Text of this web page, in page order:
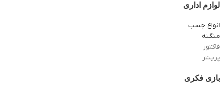
لوازم اداری
انواع چسب
منگنه
فاکتور
پرینتر
بازی فکری